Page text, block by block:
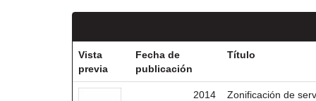
Vista
previa
Fecha de
publicación
Título
2014
Zonificación de